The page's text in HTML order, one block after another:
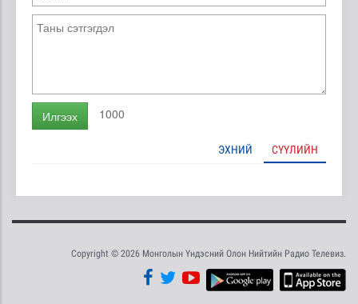
Илгээх 1000
ЭХНИЙ СҮҮЛИЙН
Copyright © 2026 Монголын Үндэсний Олон Нийтийн Радио Телевиз.